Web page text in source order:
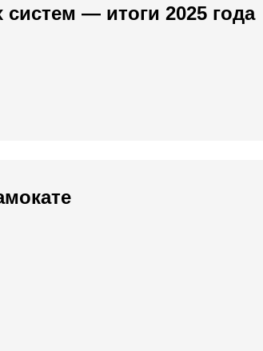
— итоги 2025 года